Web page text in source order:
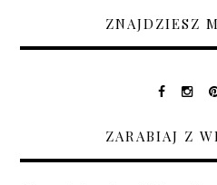
ZNAJDZIESZ
ZARABIAJ Z